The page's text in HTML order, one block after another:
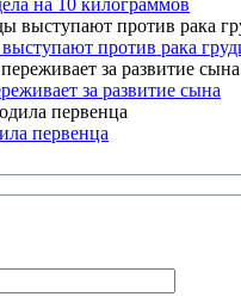
против рака
за развитие сына
первенца